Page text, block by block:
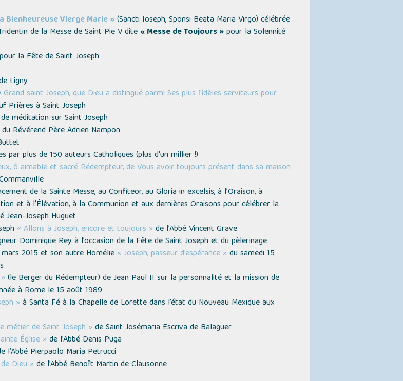
Bienheureuse Vierge Marie »(Sancti Ioseph, Sponsi Beata Maria Virgo) célébrée
de la Messe de Saint Pie V dite « Messe de Toujours »pour la Solennité
la Fête de Saint Joseph
Ligny
Grand saint Joseph, que Dieu a distingué parmi Ses plus fidèles serviteurs pour
Prières à Saint Joseph
méditation sur Saint Joseph
Révérend Père Adrien Nampon
par plus de 150 auteurs Catholiques (plus d'un millier !)
ô aimable et sacré Rédempteur, de Vous avoir toujours présent dans sa maison
de la Sainte Messe, au Confiteor, au Gloria in excelsis, à l’Oraison, à
et à l’Élévation, à la Communion et aux dernières Oraisons pour célébrer la
Jean-Joseph Huguet
« Allons à Joseph, encore et toujours » de l’Abbé Vincent Grave
Dominique Rey à l’occasion de la Fête de Saint Joseph et du pèlerinage
2015 et son autre Homélie « Joseph, passeur d’espérance » du samedi 15
(le Berger du Rédempteur) de Jean Paul II sur la personnalité et la mission de
à Rome le 15 août 1989
» à Santa Fé à la Chapelle de Lorette dans l’état du Nouveau Mexique aux
métier de Saint Joseph » de Saint Josémaria Escriva de Balaguer
Église » de l’Abbé Denis Puga
l’Abbé Pierpaolo Maria Petrucci
Dieu » de l’Abbé Benoît Martin de Clausonne